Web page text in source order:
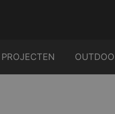
PROJECTEN